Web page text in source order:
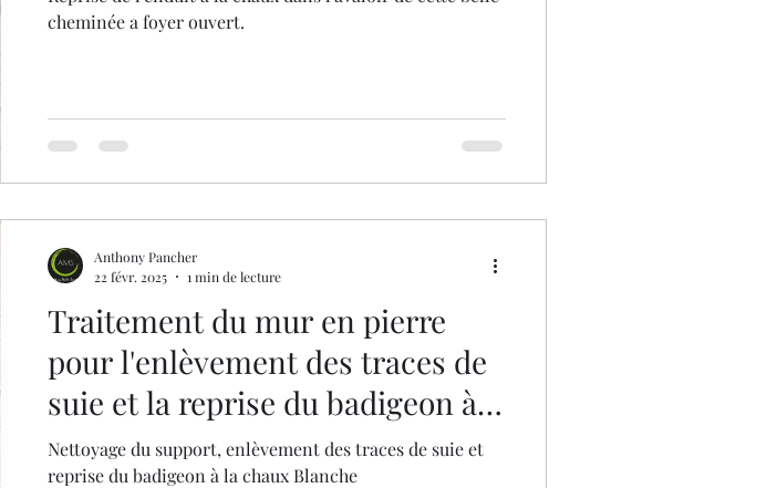
cheminée a foyer ouvert.
Traitement du mur en pierre
pour l'enlèvement des traces de
suie et la reprise du badigeon à
la chaux blanche.
Nettoyage du support, enlèvement des traces de suie et
reprise du badigeon à la chaux Blanche
Anthony Pancher
22 févr. 2025
1 min de lecture